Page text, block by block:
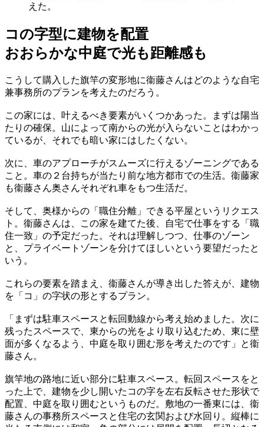
えた。
コの字型に建物を配置
おおらかな中庭で光も距離感も
こうして購入した旗竿の変形地に衞藤さんはどのような自宅
兼事務所のプランを考えたのだろう。
この家には、叶えるべき要素がいくつかあった。まずは陽当
たりの確保。山によって南からの光が入らないことはわかっ
ているが、それでも暗い家にはしたくない。
次に、車のアプローチがスムーズに行えるゾーニングである
こと。車の２台持ちが当たり前な地方都市での生活。衞藤家
も衞藤さん奥さんそれぞれ車をもつ生活だ。
そして、奥様からの「職住分離」できる平屋というリクエス
ト。衞藤さんは、この家を建てた後、自宅で仕事をする「職
住一致」の予定だった。それは理解しつつ、仕事のゾーン
と、プライベートゾーンを分けてほしいという要望だったと
いう。
これらの要素を踏まえ、衞藤さんが導き出した答えが、建物
を「コ」の字状の形とするプラン。
「まずは駐車スペースと転回動線から考え始めました。次に
残ったスペースで、東からの光をより取り込むため、東に壁
面が多くなるよう、中庭を取り囲む形を考えたのです」と衞
藤さん。
旗竿地の路地に近い部分に駐車スペース。転回スペースをと
った上で、建物を少し開いたコの字を左右反転させた形状で
配置、中庭を取り囲むというものだ。敷地の一番東には、衞
藤さんの事務所スペースと住宅の玄関および水回り。縦棒に